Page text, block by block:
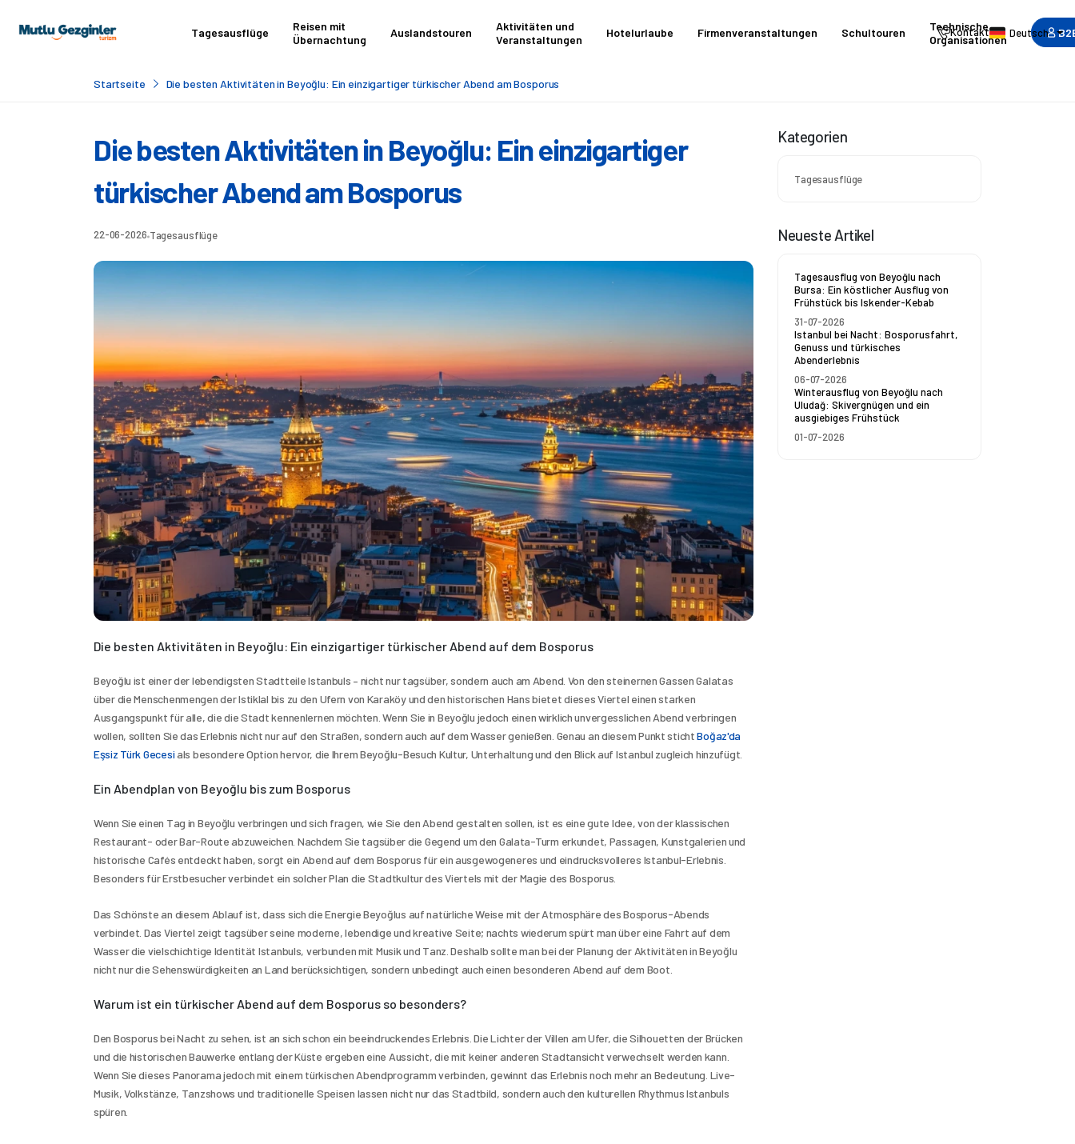
Tagesausflüge
Reisen mit
Übernachtung
Auslandstouren
Aktivitäten und
Veranstaltungen
Hotelurlaube Firmenveranstaltungen Schultouren
Technische
Organisationen
Kontakt Deutsch
Startseite Die besten Aktivitäten in Beyoğlu: Ein einzigartiger türkischer Abend am Bosporus
Die besten Aktivitäten in Beyoğlu: Ein einzigartiger
türkischer Abend am Bosporus
22-06-2026 Tagesausflüge
Die besten Aktivitäten in Beyoğlu: Ein einzigartiger türkischer Abend auf dem Bosporus
Beyoğlu ist einer der lebendigsten Stadtteile Istanbuls – nicht nur tagsüber, sondern auch am Abend. Von den steinernen Gassen Galatas
über die Menschenmengen der Istiklal bis zu den Ufern von Karaköy und den historischen Hans bietet dieses Viertel einen starken
Ausgangspunkt für alle, die die Stadt kennenlernen möchten. Wenn Sie in Beyoğlu jedoch einen wirklich unvergesslichen Abend verbringen
wollen, sollten Sie das Erlebnis nicht nur auf den Straßen, sondern auch auf dem Wasser genießen. Genau an diesem Punkt sticht Boğaz'da
Eşsiz Türk Gecesi als besondere Option hervor, die Ihrem Beyoğlu-Besuch Kultur, Unterhaltung und den Blick auf Istanbul zugleich hinzufügt.
Ein Abendplan von Beyoğlu bis zum Bosporus
Wenn Sie einen Tag in Beyoğlu verbringen und sich fragen, wie Sie den Abend gestalten sollen, ist es eine gute Idee, von der klassischen
Restaurant- oder Bar-Route abzuweichen. Nachdem Sie tagsüber die Gegend um den Galata-Turm erkundet, Passagen, Kunstgalerien und
historische Cafés entdeckt haben, sorgt ein Abend auf dem Bosporus für ein ausgewogeneres und eindrucksvolleres Istanbul-Erlebnis.
Besonders für Erstbesucher verbindet ein solcher Plan die Stadtkultur des Viertels mit der Magie des Bosporus.
Das Schönste an diesem Ablauf ist, dass sich die Energie Beyoğlus auf natürliche Weise mit der Atmosphäre des Bosporus-Abends
verbindet. Das Viertel zeigt tagsüber seine moderne, lebendige und kreative Seite; nachts wiederum spürt man über eine Fahrt auf dem
Wasser die vielschichtige Identität Istanbuls, verbunden mit Musik und Tanz. Deshalb sollte man bei der Planung der Aktivitäten in Beyoğlu
nicht nur die Sehenswürdigkeiten an Land berücksichtigen, sondern unbedingt auch einen besonderen Abend auf dem Boot.
Warum ist ein türkischer Abend auf dem Bosporus so besonders?
Den Bosporus bei Nacht zu sehen, ist an sich schon ein beeindruckendes Erlebnis. Die Lichter der Villen am Ufer, die Silhouetten der Brücken
und die historischen Bauwerke entlang der Küste ergeben eine Aussicht, die mit keiner anderen Stadtansicht verwechselt werden kann.
Wenn Sie dieses Panorama jedoch mit einem türkischen Abendprogramm verbinden, gewinnt das Erlebnis noch mehr an Bedeutung. Live-
Musik, Volkstänze, Tanzshows und traditionelle Speisen lassen nicht nur das Stadtbild, sondern auch den kulturellen Rhythmus Istanbuls
spüren.
Kategorien
Tagesausflüge
Neueste Artikel
Tagesausflug von Beyoğlu nach
Bursa: Ein köstlicher Ausflug von
Frühstück bis Iskender-Kebab
31-07-2026
Istanbul bei Nacht: Bosporusfahrt,
Genuss und türkisches
Abenderlebnis
06-07-2026
Winterausflug von Beyoğlu nach
Uludağ: Skivergnügen und ein
ausgiebiges Frühstück
01-07-2026